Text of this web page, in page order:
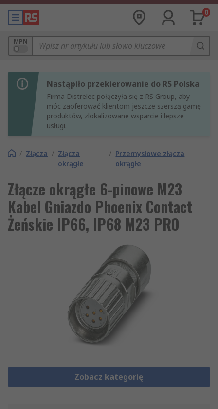
0
MPN
Nastąpiło przekierowanie do RS Polska
Firma Distrelec połączyła się z RS Group, aby
móc zaoferować klientom jeszcze szerszą gamę
produktów, zlokalizowane wsparcie i lepsze
usługi.
/ Złącza / Złącza
okrągłe
/ Przemysłowe złącza
okrągłe
Złącze okrągłe 6-pinowe M23
Kabel Gniazdo Phoenix Contact
Żeńskie IP66, IP68 M23 PRO
Zobacz kategorię